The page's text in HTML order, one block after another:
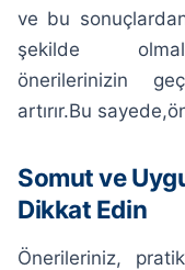
ve bu
şekilde
önerilerinizin
artırır.Bu
Somut ve
Dikkat Edin
Önerileriniz,